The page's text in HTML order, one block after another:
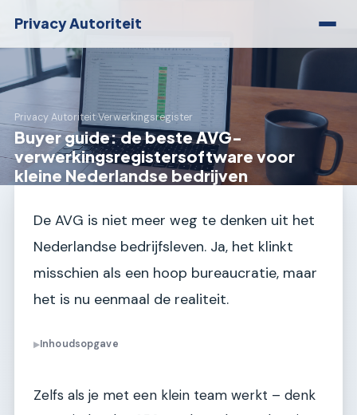
Privacy Autoriteit
Privacy Autoriteit›Verwerkingsregister
Buyer guide: de beste AVG-
verwerkingsregistersoftware voor
kleine Nederlandse bedrijven
De AVG is niet meer weg te denken uit het
Nederlandse bedrijfsleven. Ja, het klinkt
misschien als een hoop bureaucratie, maar
het is nu eenmaal de realiteit.
▶Inhoudsopgave
Zelfs als je met een klein team werkt – denk